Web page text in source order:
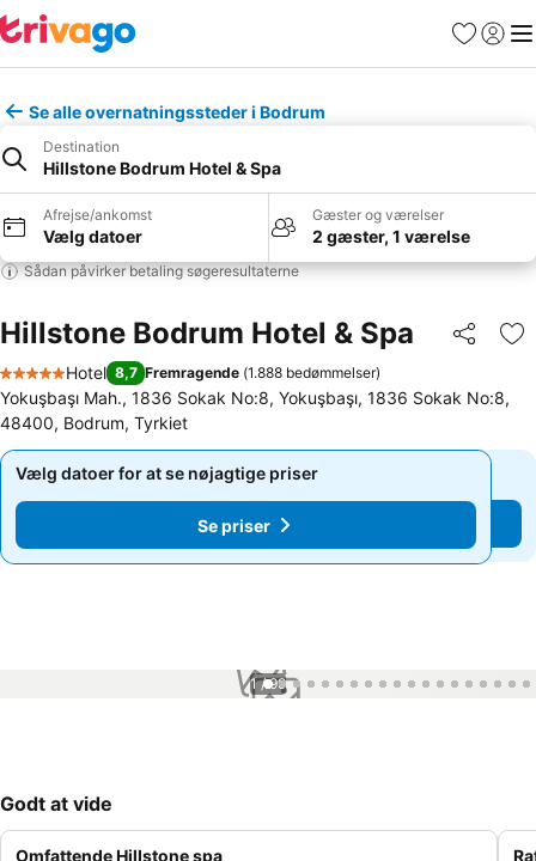
Favoritter
Log ind
Se alle overnatningssteder i Bodrum
Destination
Hillstone Bodrum Hotel & Spa
Afrejse/ankomst
Vælg datoer
Gæster og værelser
2 gæster, 1 værelse
Sådan påvirker betaling søgeresultaterne
Hillstone Bodrum Hotel & Spa Del
5 Stjerner
Hotel 8,7 Fremragende (1.888 bedømmelser)
Yokuşbaşı Mah., 1836 Sokak No:8, Yokuşbaşı, 1836 Sokak No:8,
48400, Bodrum, Tyrkiet
Vælg datoer for at se nøjagtige priser
Se priser
Vælg datoer for at se nøjagtige priser
Se priser
1 / 99
Godt at vide
Omfattende Hillstone spa